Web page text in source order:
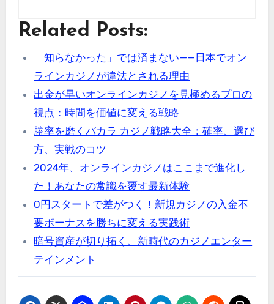
Related Posts:
「知らなかった」では済まない——日本でオン
ラインカジノが違法とされる理由
出金が早いオンラインカジノを見極めるプロの
視点：時間を価値に変える戦略
勝率を磨くバカラ カジノ戦略大全：確率、選び
方、実戦のコツ
2024年、オンラインカジノはここまで進化し
た！あなたの常識を覆す最新体験
0円スタートで差がつく！新規カジノの入金不
要ボーナスを勝ちに変える実践術
暗号資産が切り拓く、新時代のカジノエンター
テインメント